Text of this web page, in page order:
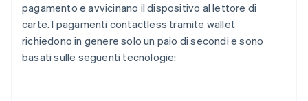
pagamento e avvicinano il dispositivo al lettore di
carte. I pagamenti contactless tramite wallet
richiedono in genere solo un paio di secondi e sono
basati sulle seguenti tecnologie: